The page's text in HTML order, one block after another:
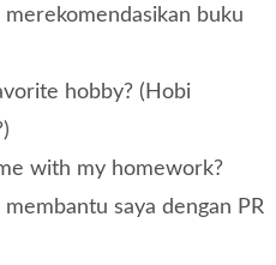
merekomendasikan buku
hobby? (Hobi
with my homework?
saya dengan PR